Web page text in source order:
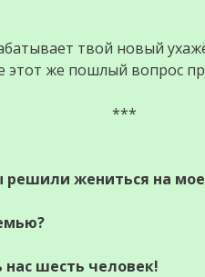
твой новый
этот же пошлый вопрос
***
жениться на
шесть человек!